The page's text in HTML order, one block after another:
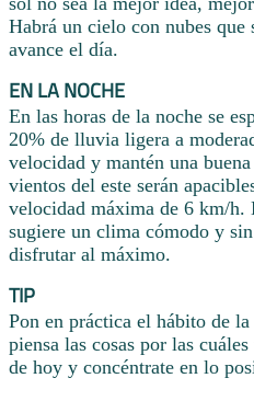
Habrá un cielo con nubes que
avance el día.
EN LA NOCHE
En las horas de la noche se
20% de lluvia ligera a
velocidad y mantén una
vientos del este serán
velocidad máxima de 6 km/h.
sugiere un clima cómodo y
disfrutar al máximo.
TIP
Pon en práctica el hábito de
piensa las cosas por las
de hoy y concéntrate en lo